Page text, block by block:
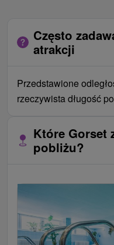
Często
atrakcji
Przedstawione
rzeczywista długość
Które Gorset
pobliżu?